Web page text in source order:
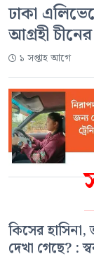
কিসের হাসিনা,
দেখা গেছে? :
ঢাকা
আগ্রহী
১ সপ্তাহ আগে